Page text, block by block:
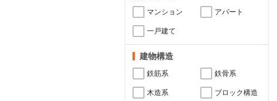
マンション アパート
一戸建て
建物構造
鉄筋系 鉄骨系
木造系 ブロック構造